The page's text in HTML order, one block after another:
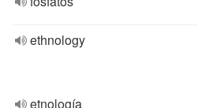
ethnology
etnología